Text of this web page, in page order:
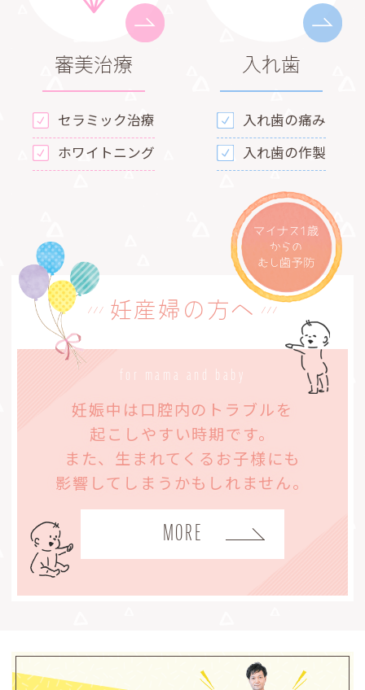
審美治療
セラミック治療
ホワイトニング
入れ歯
入れ歯の痛み
入れ歯の作製
妊産婦の方へ
for mama and baby
妊娠中は口腔内のトラブルを
起こしやすい時期です。
また、生まれてくるお子様にも
影響してしまうかもしれません。
MORE